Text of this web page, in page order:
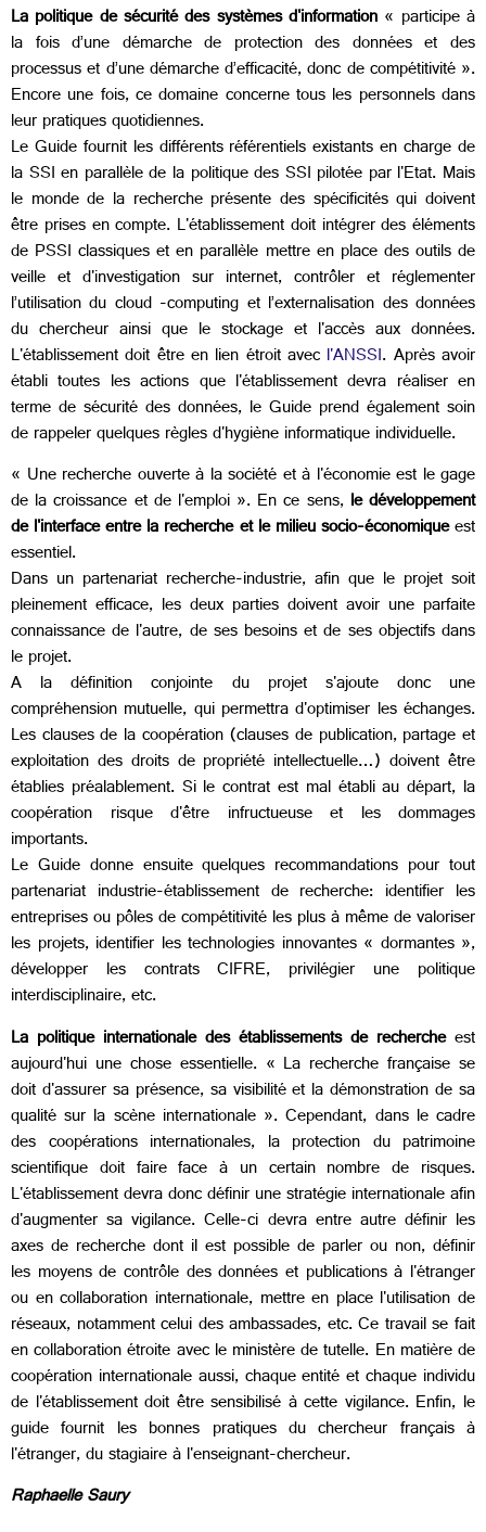
La politique de sécurité des systèmes d'information « participe à
la fois d’une démarche de protection des données et des
processus et d’une démarche d’efficacité, donc de compétitivité ».
Encore une fois, ce domaine concerne tous les personnels dans
leur pratiques quotidiennes.
Le Guide fournit les différents référentiels existants en charge de
la SSI en parallèle de la politique des SSI pilotée par l'Etat. Mais
le monde de la recherche présente des spécificités qui doivent
être prises en compte. L'établissement doit intégrer des éléments
de PSSI classiques et en parallèle mettre en place des outils de
veille et d'investigation sur internet, contrôler et réglementer
l’utilisation du cloud -computing et l’externalisation des données
du chercheur ainsi que le stockage et l'accès aux données.
L'établissement doit être en lien étroit avec l'ANSSI. Après avoir
établi toutes les actions que l'établissement devra réaliser en
terme de sécurité des données, le Guide prend également soin
de rappeler quelques règles d'hygiène informatique individuelle.
« Une recherche ouverte à la société et à l'économie est le gage
de la croissance et de l'emploi ». En ce sens, le développement
de l'interface entre la recherche et le milieu socio-économiqueest
essentiel.
Dans un partenariat recherche-industrie, afin que le projet soit
pleinement efficace, les deux parties doivent avoir une parfaite
connaissance de l'autre, de ses besoins et de ses objectifs dans
le projet.
A la définition conjointe du projet s'ajoute donc une
compréhension mutuelle, qui permettra d'optimiser les échanges.
Les clauses de la coopération (clauses de publication, partage et
exploitation des droits de propriété intellectuelle…) doivent être
établies préalablement. Si le contrat est mal établi au départ, la
coopération risque d'être infructueuse et les dommages
importants.
Le Guide donne ensuite quelques recommandations pour tout
partenariat industrie-établissement de recherche: identifier les
entreprises ou pôles de compétitivité les plus à même de valoriser
les projets, identifier les technologies innovantes « dormantes »,
développer les contrats CIFRE, privilégier une politique
interdisciplinaire, etc.
La politique internationale des établissements de rechercheest
aujourd'hui une chose essentielle. « La recherche française se
doit d'assurer sa présence, sa visibilité et la démonstration de sa
qualité sur la scène internationale ». Cependant, dans le cadre
des coopérations internationales, la protection du patrimoine
scientifique doit faire face à un certain nombre de risques.
L'établissement devra donc définir une stratégie internationale afin
d'augmenter sa vigilance. Celle-ci devra entre autre définir les
axes de recherche dont il est possible de parler ou non, définir
les moyens de contrôle des données et publications à l'étranger
ou en collaboration internationale, mettre en place l'utilisation de
réseaux, notamment celui des ambassades, etc. Ce travail se fait
en collaboration étroite avec le ministère de tutelle. En matière de
coopération internationale aussi, chaque entité et chaque individu
de l'établissement doit être sensibilisé à cette vigilance. Enfin, le
guide fournit les bonnes pratiques du chercheur français à
l'étranger, du stagiaire à l'enseignant-chercheur.
Raphaelle Saury